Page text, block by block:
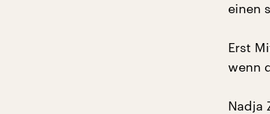
einen
Erst
wenn
Nadja